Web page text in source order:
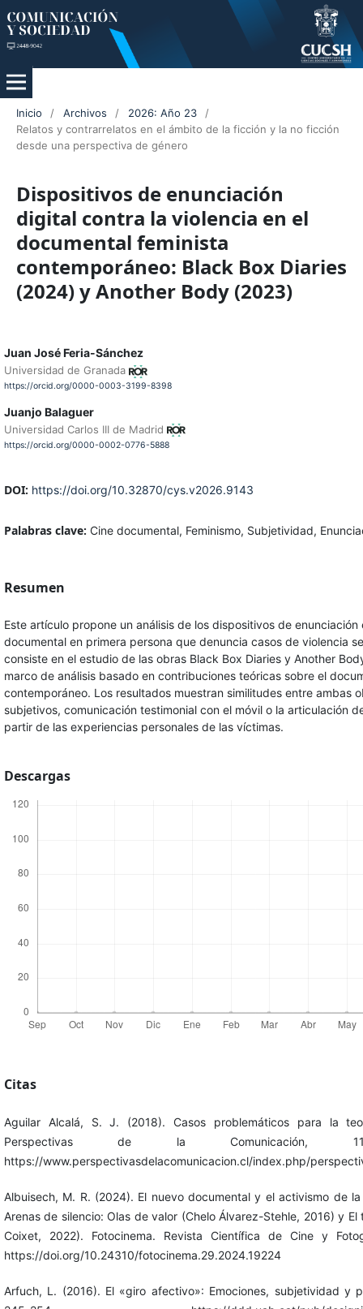
Inicio / Archivos / 2026: Año 23
/
Relatos y contrarrelatos en el ámbito de la ficción y la no ficción
desde una perspectiva de género
Dispositivos de enunciación
digital contra la violencia en el
documental feminista
contemporáneo: Black Box Diaries
(2024) y Another Body (2023)
Juan José Feria-Sánchez
Universidad de Granada
https://orcid.org/0000-0003-3199-8398
Juanjo Balaguer
Universidad Carlos III de Madrid
https://orcid.org/0000-0002-0776-5888
DOI: https://doi.org/10.32870/cys.v2026.9143
Palabras clave: Cine documental, Feminismo, Subjetividad,
Resumen
Este artículo propone un análisis de los dispositivos de enunciación
documental en primera persona que denuncia casos de violencia
consiste en el estudio de las obras Black Box Diaries y Another
marco de análisis basado en contribuciones teóricas sobre el
contemporáneo. Los resultados muestran similitudes entre ambas
subjetivos, comunicación testimonial con el móvil o la articulación
partir de las experiencias personales de las víctimas.
Descargas
Citas
Aguilar Alcalá, S. J. (2018). Casos problemáticos para la
Perspectivas de la Comunicación,
https://www.perspectivasdelacomunicacion.cl/index.php/
Albuisech, M. R. (2024). El nuevo documental y el activismo de
Arenas de silencio: Olas de valor (Chelo Álvarez-Stehle, 2016) y El
Coixet, 2022). Fotocinema. Revista Científica de Cine y
https://doi.org/10.24310/fotocinema.29.2024.19224
Arfuch, L. (2016). El «giro afectivo»: Emociones, subjetividad y